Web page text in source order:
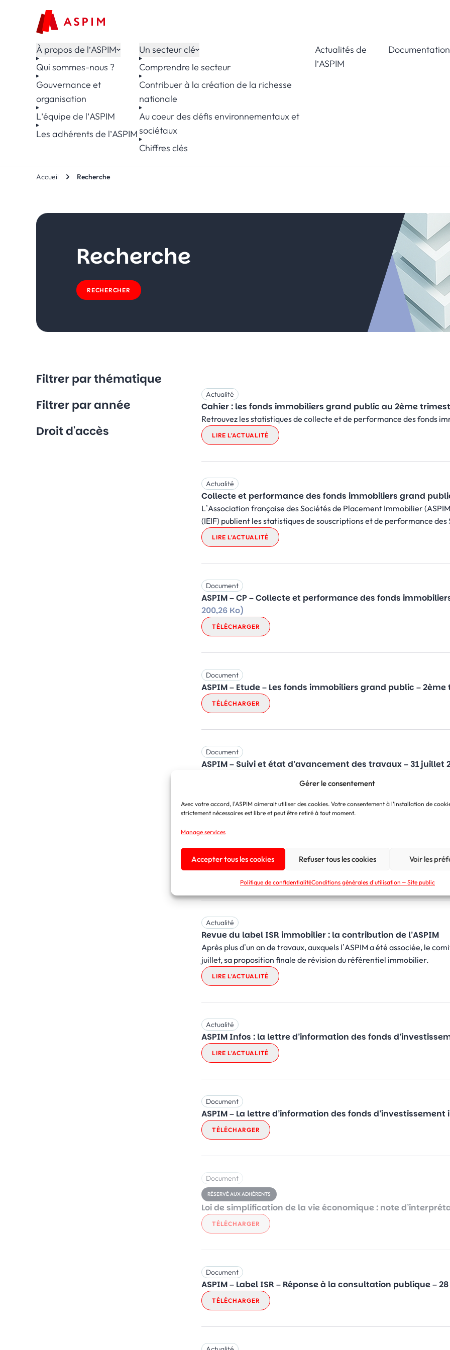
Gérer le consentement
Avec votre accord, l'ASPIM aimerait utiliser des cookies. Votre consentement à l'installation de
strictement nécessaires est libre et peut être retiré à tout moment.
Manage services
Accepter tous les cookies Refuser tous les cookies Voir les
Politique de confidentialitéConditions générales d’utilisation – Site public
À propos de l’ASPIM
Qui sommes-nous ?
Gouvernance et
organisation
L’équipe de l’ASPIM
Les adhérents de l’ASPIM
Un secteur clé
Comprendre le secteur
Contribuer à la création de la richesse
nationale
Au coeur des défis environnementaux et
sociétaux
Chiffres clés
Actualités de
l’ASPIM
Documentation
Accueil Recherche
Recherche
RECHERCHER
Filtrer par thématique
Filtrer par année
Droit d'accès
Actualité
Cahier : les fonds immobiliers grand public au 2ème
Retrouvez les statistiques de collecte et de performance des fonds
LIRE L'ACTUALITÉ
Actualité
Collecte et performance des fonds immobiliers grand
L’Association française des Sociétés de Placement Immobilier
(IEIF) publient les statistiques de souscriptions et de performance des
LIRE L'ACTUALITÉ
Document
ASPIM – CP – Collecte et performance des fonds
200,26 Ko)
TÉLÉCHARGER
Document
ASPIM – Etude – Les fonds immobiliers grand public –
TÉLÉCHARGER
Document
ASPIM – Suivi et état d’avancement des travaux – 31 juillet
Document
Guide pas à pas_Consignation_Liquidation_OPC (PDF 3,11
Actualité
Revue du label ISR immobilier : la contribution de l’ASPIM
Après plus d’un an de travaux, auxquels l’ASPIM a été associée, le
juillet, sa proposition finale de révision du référentiel immobilier.
LIRE L'ACTUALITÉ
Actualité
ASPIM Infos : la lettre d’information des fonds
LIRE L'ACTUALITÉ
Document
ASPIM – La lettre d’information des fonds d’investissement
TÉLÉCHARGER
Document
RÉSERVÉ AUX ADHÉRENTS
Loi de simplification de la vie économique : note
TÉLÉCHARGER
Document
ASPIM – Label ISR – Réponse à la consultation publique –
TÉLÉCHARGER